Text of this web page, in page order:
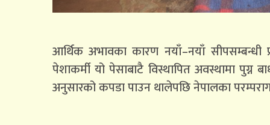
आर्थिक अभावका कारण नयाँ–नयाँ सीपसम्बन्धी
पेशाकर्मी यो पेसाबाटै विस्थापित अवस्थामा
अनुसारको कपडा पाउन थालेपछि नेपालका